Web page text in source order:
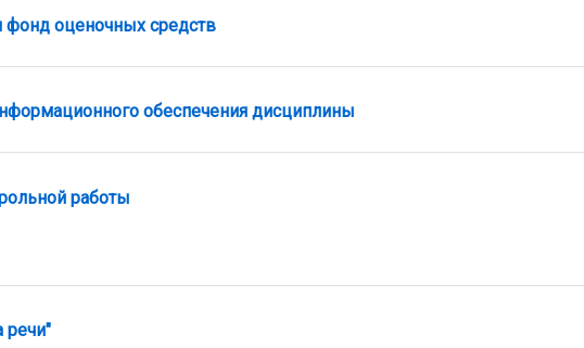
оценочных средств
Файл
обеспечения дисциплины
Файл
работы
Задание
речи"
Файл